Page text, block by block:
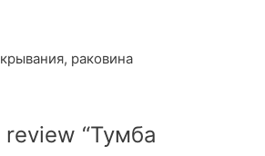
раковина
“Тумба